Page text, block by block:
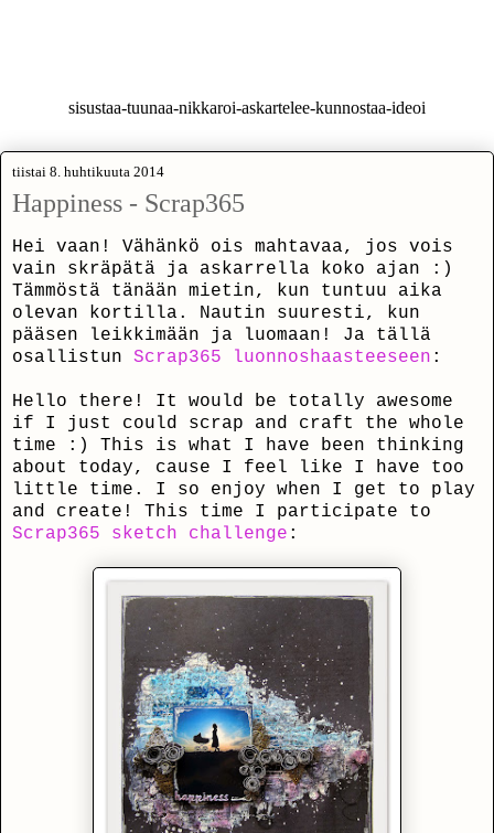
sisustaa-tuunaa-nikkaroi-askartelee-kunnostaa-ideoi
tiistai 8. huhtikuuta 2014
Happiness - Scrap365
Hei vaan! Vähänkö ois mahtavaa, jos vois
vain skräpätä ja askarrella koko ajan :)
Tämmöstä tänään mietin, kun tuntuu aika
olevan kortilla. Nautin suuresti, kun
pääsen leikkimään ja luomaan! Ja tällä
osallistun Scrap365 luonnoshaasteeseen :
Hello there! It would be totally awesome
if I just could scrap and craft the whole
time :) This is what I have been thinking
about today, cause I feel like I have too
little time. I so enjoy when I get to play
and create! This time I participate to
Scrap365 sketch challenge :